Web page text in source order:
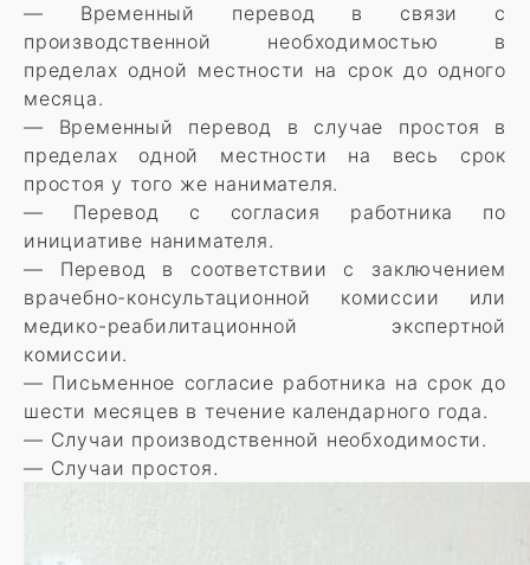
— Временный перевод в связи с
производственной необходимостью в
пределах одной местности на срок до одного
месяца.
— Временный перевод в случае простоя в
пределах одной местности на весь срок
простоя у того же нанимателя.
— Перевод с согласия работника по
инициативе нанимателя.
— Перевод в соответствии с заключением
врачебно-консультационной комиссии или
медико-реабилитационной экспертной
комиссии.
— Письменное согласие работника на срок до
шести месяцев в течение календарного года.
— Случаи производственной необходимости.
— Случаи простоя.